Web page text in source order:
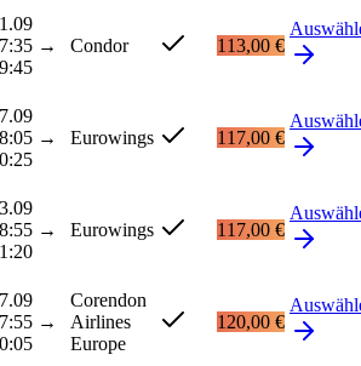
→
Condor 113,00 €
→
Eurowings 117,00 €
→
Eurowings 117,00 €
→
Corendon
Airlines
Europe
120,00 €